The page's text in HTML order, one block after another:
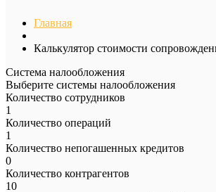
Главная
Калькулятор стоимости
Система налообложения
Выберите системы налообложения
Количество сотрудников
1
Количество операций
1
Количество непогашенных кредитов
0
Количество контрагентов
10